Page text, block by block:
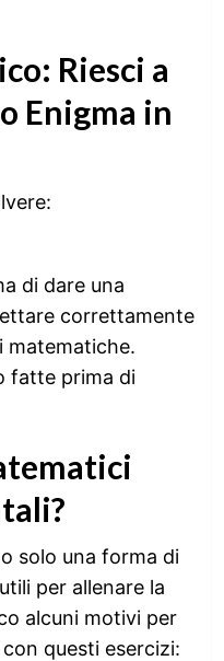
Riesci a
Enigma in
di dare una
correttamente
matematiche.
fatte prima di
solo una forma di
per allenare la
alcuni motivi per
questi esercizi: